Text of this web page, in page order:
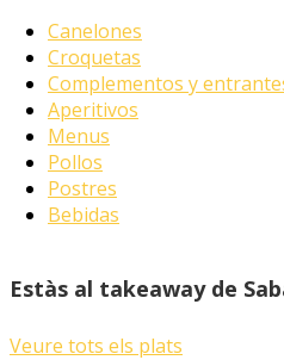
Canelones
Croquetas
Complementos y
Aperitivos
Menus
Pollos
Postres
Bebidas
Estàs al takeaway de
Veure tots els plats